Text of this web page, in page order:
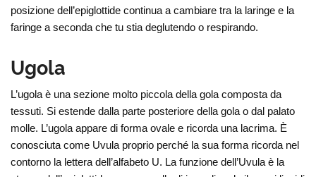
posizione dell’epiglottide continua a cambiare tra la laringe e la
faringe a seconda che tu stia deglutendo o respirando.
Ugola
L’ugola è una sezione molto piccola della gola composta da
tessuti. Si estende dalla parte posteriore della gola o dal palato
molle. L’ugola appare di forma ovale e ricorda una lacrima. È
conosciuta come Uvula proprio perché la sua forma ricorda nel
contorno la lettera dell’alfabeto U. La funzione dell’Uvula è la